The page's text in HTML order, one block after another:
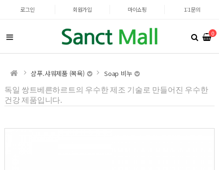
로그인 회원가입 마이쇼핑 1:1문의
0
샴푸.샤워제품 (목욕) Soap 비누
독일 쌍트베른하르트의 우수한 제조 기술로 만들어진 우수한
건강 제품입니다.